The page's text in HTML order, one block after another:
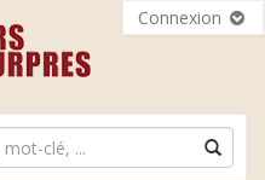
Connexion